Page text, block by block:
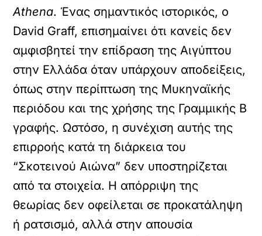
Athena. Ένας σημαντικός ιστορικός, ο
David Graff, επισημαίνει ότι κανείς δεν
αμφισβητεί την επίδραση της Αιγύπτου
στην Ελλάδα όταν υπάρχουν αποδείξεις,
όπως στην περίπτωση της Μυκηναϊκής
περιόδου και της χρήσης της Γραμμικής Β
γραφής. Ωστόσο, η συνέχιση αυτής της
επιρροής κατά τη διάρκεια του
“Σκοτεινού Αιώνα” δεν υποστηρίζεται
από τα στοιχεία. Η απόρριψη της
θεωρίας δεν οφείλεται σε προκατάληψη
ή ρατσισμό, αλλά στην απουσία